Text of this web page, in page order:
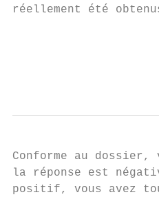
réellement été
Conforme au
la réponse est
positif, vous avez